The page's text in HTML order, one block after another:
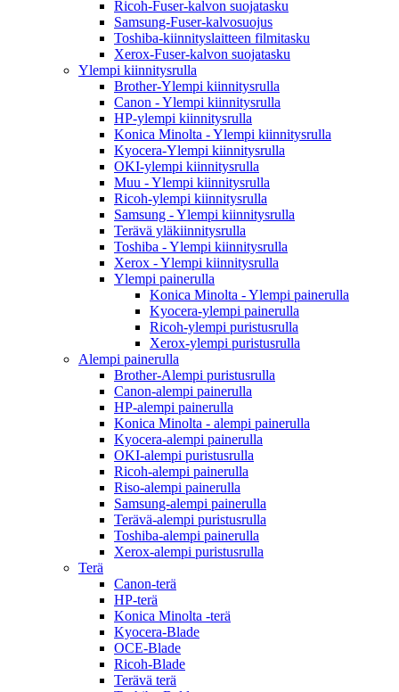
Ricoh-Fuser-kalvon suojatasku
Samsung-Fuser-kalvosuojus
Toshiba-kiinnityslaitteen filmitasku
Xerox-Fuser-kalvon suojatasku
Ylempi kiinnitysrulla
Brother-Ylempi kiinnitysrulla
Canon - Ylempi kiinnitysrulla
HP-ylempi kiinnitysrulla
Konica Minolta - Ylempi kiinnitysrulla
Kyocera-Ylempi kiinnitysrulla
OKI-ylempi kiinnitysrulla
Muu - Ylempi kiinnitysrulla
Ricoh-ylempi kiinnitysrulla
Samsung - Ylempi kiinnitysrulla
Terävä yläkiinnitysrulla
Toshiba - Ylempi kiinnitysrulla
Xerox - Ylempi kiinnitysrulla
Ylempi painerulla
Konica Minolta - Ylempi painerulla
Kyocera-ylempi painerulla
Ricoh-ylempi puristusrulla
Xerox-ylempi puristusrulla
Alempi painerulla
Brother-Alempi puristusrulla
Canon-alempi painerulla
HP-alempi painerulla
Konica Minolta - alempi painerulla
Kyocera-alempi painerulla
OKI-alempi puristusrulla
Ricoh-alempi painerulla
Riso-alempi painerulla
Samsung-alempi painerulla
Terävä-alempi puristusrulla
Toshiba-alempi painerulla
Xerox-alempi puristusrulla
Terä
Canon-terä
HP-terä
Konica Minolta -terä
Kyocera-Blade
OCE-Blade
Ricoh-Blade
Terävä terä